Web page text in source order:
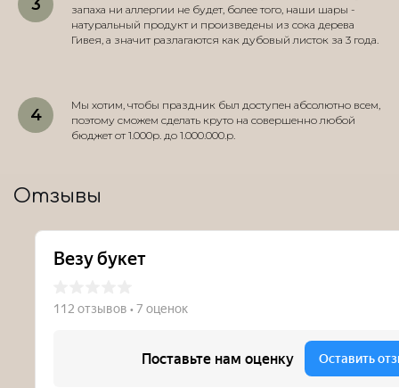
запаха ни аллергии не будет, более того, наши шары -
натуральный продукт и произведены из сока дерева
Гивея, а значит разлагаются как дубовый листок за 3 года.
Мы хотим, чтобы праздник был доступен абсолютно всем,
поэтому сможем сделать круто на совершенно любой
бюджет от 1.000р. до 1.000.000.р.
Отзывы